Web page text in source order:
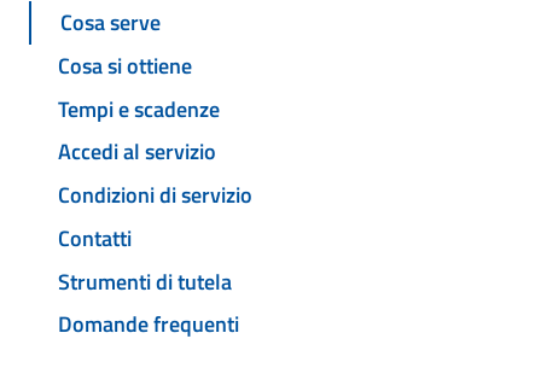
Cosa serve
Cosa si ottiene
Tempi e scadenze
Accedi al servizio
Condizioni di servizio
Contatti
Strumenti di tutela
Domande frequenti